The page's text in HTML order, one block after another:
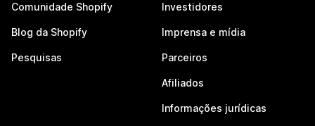
Comunidade Shopify
Blog da Shopify
Pesquisas
Investidores
Imprensa e mídia
Parceiros
Afiliados
Informações jurídicas